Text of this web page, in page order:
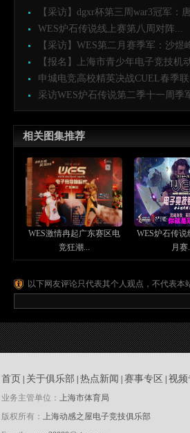
【采访】dgxr杯第三周war3冠军：
WES炉石传说线上赛第八周对阵...
【采访】WES第二月赛季军：沙煜
【报名】上海市青少年电子竞技机
申城电竞高校精英决战CUEL春季
采访WES炉石传说第二季十一周季
相关图集推荐
WES激情冉起广东赛区电
竞狂潮...
WES炉石传说
月赛
以下网友评论只代表其个人观点，不代表本
首页 关于俱乐部 热点新闻 赛事专区 视频
业务主管单位： 上海市体育局
版权所有： 上海动感之屋电子竞技俱乐部